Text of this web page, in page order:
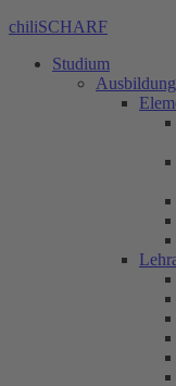
chiliSCHARF
Studium
Ausbildung